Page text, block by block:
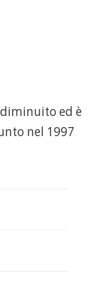
ed è
nel 1997